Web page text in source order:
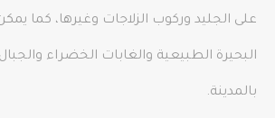
على الجليد وركوب الزلاجات وغيرها، كما
البحيرة الطبيعية والغابات الخضراء
بالمدينة.